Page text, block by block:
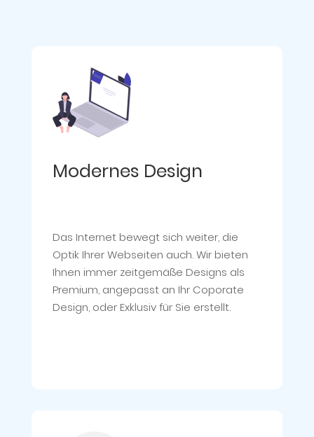
Modernes Design
Das Internet bewegt sich weiter, die
Optik Ihrer Webseiten auch. Wir bieten
Ihnen immer zeitgemäße Designs als
Premium, angepasst an Ihr Coporate
Design, oder Exklusiv für Sie erstellt.